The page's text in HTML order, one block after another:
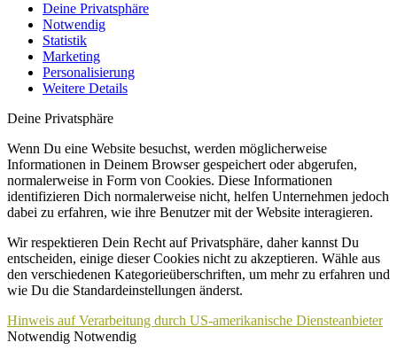
Deine Privatsphäre
Notwendig
Statistik
Marketing
Personalisierung
Weitere Details
Deine Privatsphäre
Wenn Du eine Website besuchst, werden möglicherweise
Informationen in Deinem Browser gespeichert oder abgerufen,
normalerweise in Form von Cookies. Diese Informationen
identifizieren Dich normalerweise nicht, helfen Unternehmen jedoch
dabei zu erfahren, wie ihre Benutzer mit der Website interagieren.
Wir respektieren Dein Recht auf Privatsphäre, daher kannst Du
entscheiden, einige dieser Cookies nicht zu akzeptieren. Wähle aus
den verschiedenen Kategorieüberschriften, um mehr zu erfahren und
wie Du die Standardeinstellungen änderst.
Hinweis auf Verarbeitung durch US-amerikanische Diensteanbieter
Notwendig Notwendig